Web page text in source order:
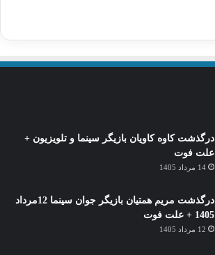
درگذشت کاوه کاویان بازیگر سینما و تلویزیون +
علت فوت
14 مرداد 1405
درگذشت مریم همتیان بازیگر جوان سینما 12مرداد
1405 + علت فوت
12 مرداد 1405